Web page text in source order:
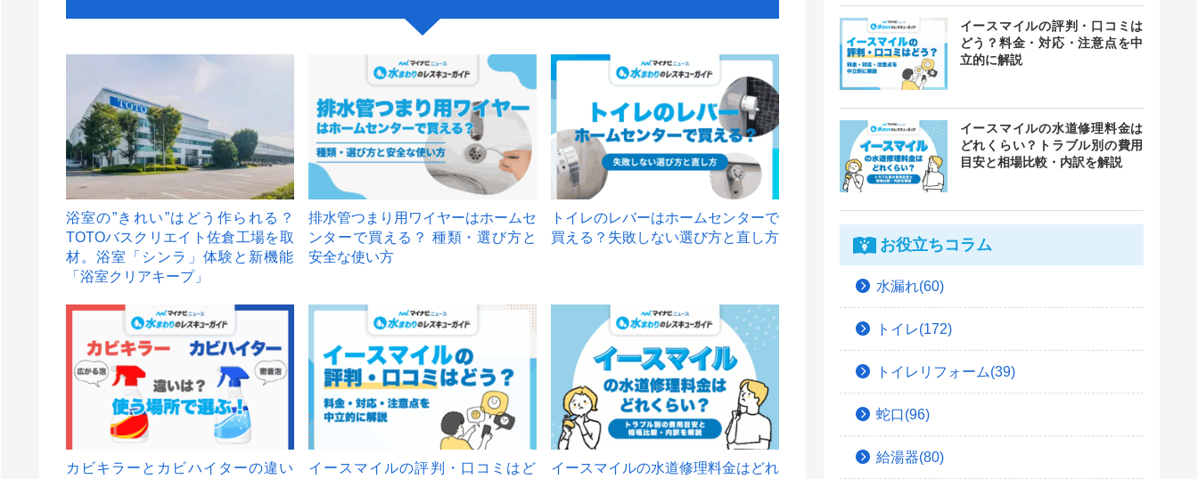
浴室の”きれい”はどう作られる？
TOTOバスクリエイト佐倉工場を取
材。浴室「シンラ」体験と新機能
「浴室クリアキープ」
排水管つまり用ワイヤーはホームセ
ンターで買える？ 種類・選び方と
安全な使い方
トイレのレバーはホームセンターで
買える？失敗しない選び方と直し方
カビキラーとカビハイターの違い
イースマイルの評判・口コミはど
イースマイルの水道修理料金はどれ
イースマイルの評判・口コミは
どう？料金・対応・注意点を中
立的に解説
イースマイルの水道修理料金は
どれくらい？トラブル別の費用
目安と相場比較・内訳を解説
お役立ちコラム
水漏れ(60)
トイレ(172)
トイレリフォーム(39)
蛇口(96)
給湯器(80)